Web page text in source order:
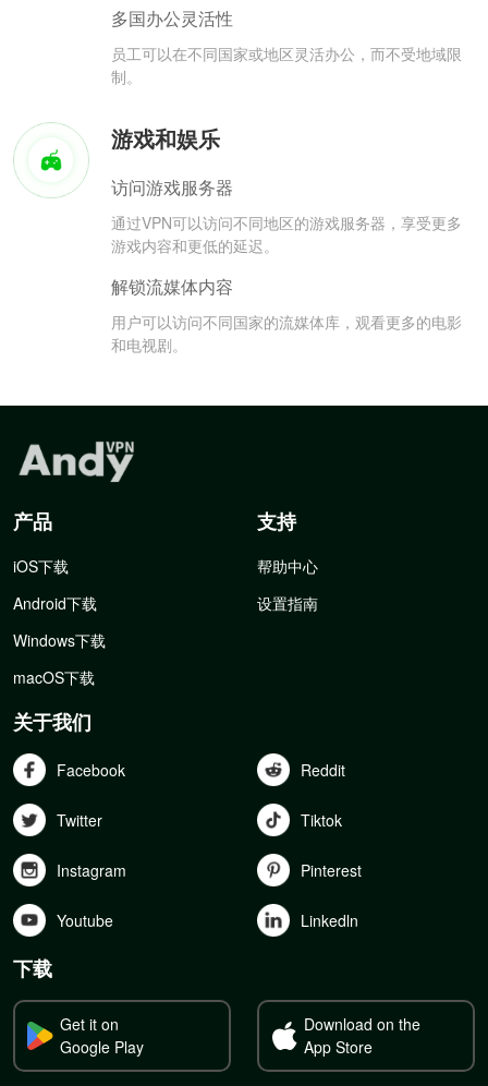
多国办公灵活性
员工可以在不同国家或地区灵活办公，而不受地域限
制。
游戏和娱乐
访问游戏服务器
通过VPN可以访问不同地区的游戏服务器，享受更多
游戏内容和更低的延迟。
解锁流媒体内容
用户可以访问不同国家的流媒体库，观看更多的电影
和电视剧。
产品
iOS下载
Android下载
Windows下载
macOS下载
支持
帮助中心
设置指南
关于我们
Facebook Reddit
Twitter Tiktok
Instagram Pinterest
Youtube Linkedln
下载
Get it on
Google Play
Download on the
App Store